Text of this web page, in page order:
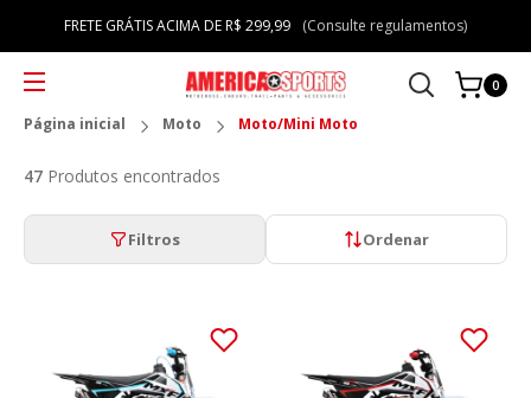
FRETE GRÁTIS ACIMA DE R$ 299,99 (Consulte regulamentos)
0
Página inicial Moto Moto/Mini Moto
47 Produtos encontrados
Filtros Ordenar